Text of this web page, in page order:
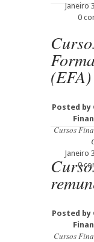
Janeiro
0
Posted by
Cursos
Janeiro
0
Posted by
Cursos